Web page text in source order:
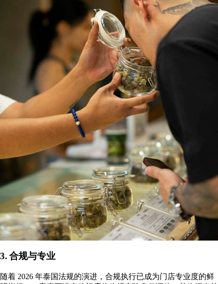
3. 合规与专业
随着 2026 年泰国法规的演进，合规执行已成为门店专业度的鲜